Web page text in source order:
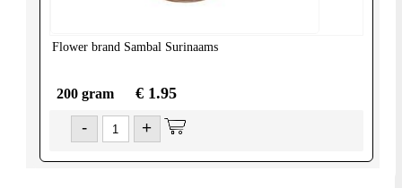
Flower brand Sambal Surinaams
200 gram € 1.95
- +